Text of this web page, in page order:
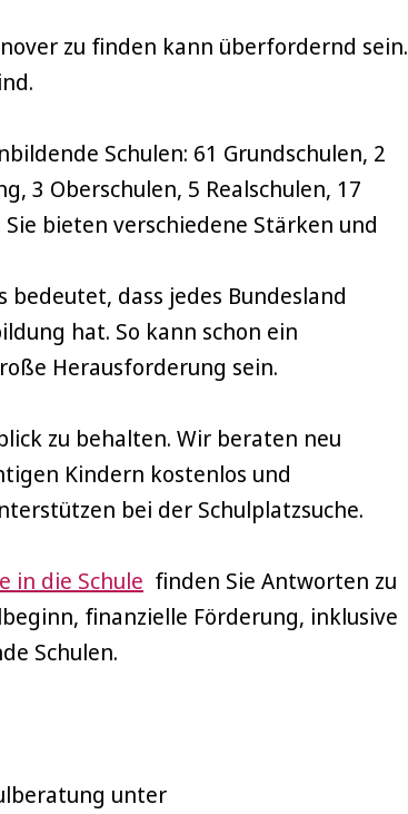
zu finden kann überfordernd sein.
Schulen: 61 Grundschulen, 2
3 Oberschulen, 5 Realschulen, 17
bieten verschiedene Stärken und
bedeutet, dass jedes Bundesland
hat. So kann schon ein
Herausforderung sein.
zu behalten. Wir beraten neu
Kindern kostenlos und
bei der Schulplatzsuche.
in die Schule finden Sie Antworten zu
finanzielle Förderung, inklusive
Schulen.
unter